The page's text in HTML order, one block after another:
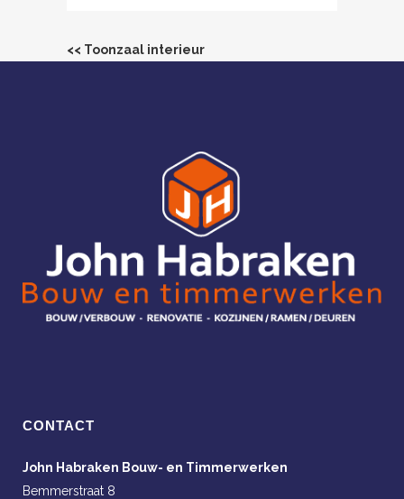
<< Toonzaal interieur
CONTACT
John Habraken Bouw- en Timmerwerken
Bemmerstraat 8